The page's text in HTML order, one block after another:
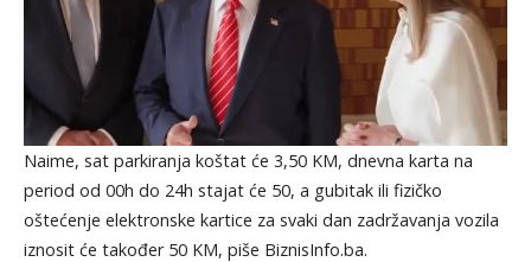
Naime, sat parkiranja koštat će 3,50 KM, dnevna karta na
period od 00h do 24h stajat će 50, a gubitak ili fizičko
oštećenjе elektronskе kartice za svaki dan zadržavanja vozila
iznosit će također 50 KM, piše BiznisInfo.ba.